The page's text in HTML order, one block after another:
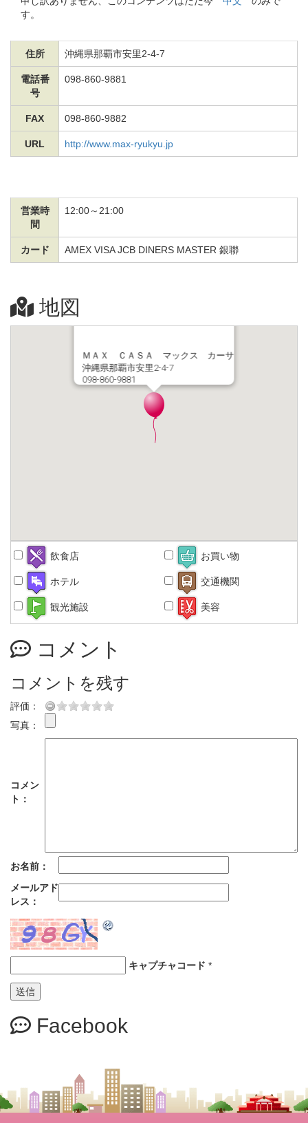
す。
住所 沖縄県那覇市安里2-4-7
電話番
号
098-860-9881
FAX 098-860-9882
URL http://www.max-ryukyu.jp
営業時
間
12:00～21:00
カード AMEX VISA JCB DINERS MASTER 銀聯
地図
ＭＡＸ ＣＡＳＡ マックス カーサ
沖縄県那覇市安里2-4-7
098-860-9881
飲食店 お買い物
ホテル 交通機関
観光施設 美容
コメント
コメントを残す
評価：
写真：
コメン
ト：
お名前：
メールアド
レス：
キャプチャコード *
Facebook